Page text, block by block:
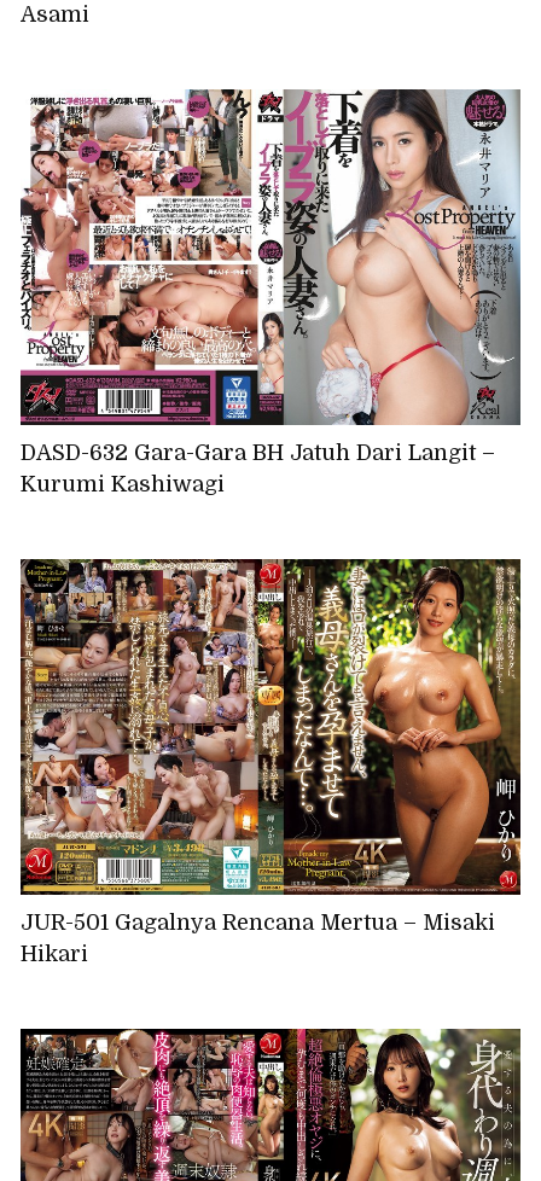
Asami
DASD-632 Gara-Gara BH Jatuh Dari Langit –
Kurumi Kashiwagi
JUR-501 Gagalnya Rencana Mertua – Misaki
Hikari